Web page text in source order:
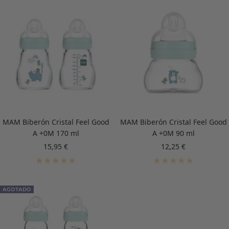
MAM Biberón Cristal Feel Good
A +0M 170 ml
Precio
de
15,95 €
MAM Biberón Cristal Feel Good
A +0M 90 ml
Precio
de
12,25 €
AGOTADO